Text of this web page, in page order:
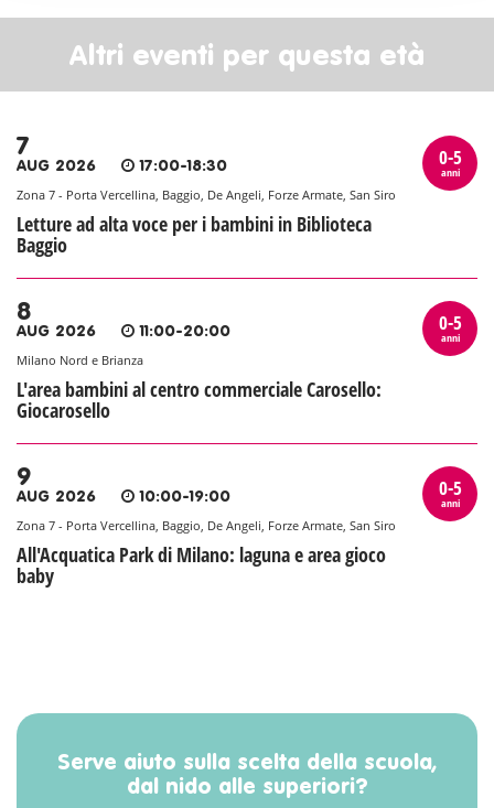
Altri eventi per questa età
7
AUG 2026 17:00-18:30
Zona 7 - Porta Vercellina, Baggio, De Angeli, Forze Armate, San Siro
Letture ad alta voce per i bambini in Biblioteca
Baggio
0-5
anni
8
AUG 2026 11:00-20:00
Milano Nord e Brianza
L'area bambini al centro commerciale Carosello:
Giocarosello
0-5
anni
9
AUG 2026 10:00-19:00
Zona 7 - Porta Vercellina, Baggio, De Angeli, Forze Armate, San Siro
All'Acquatica Park di Milano: laguna e area gioco
baby
0-5
anni
Serve aiuto sulla scelta della scuola,
dal nido alle superiori?